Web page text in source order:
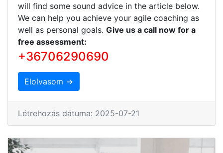
will find some sound advice in the article below.
We can help you achieve your agile coaching as
well as personal goals. Give us a call now for a
free assessment:
+36706290690
Elolvasom →
Létrehozás dátuma: 2025-07-21